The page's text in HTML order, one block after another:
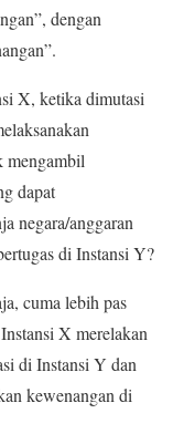
dengan
X, ketika dimutasi
mengambil
dapat
negara/anggaran
di Instansi Y?
cuma lebih pas
X merelakan
di Instansi Y dan
kewenangan di